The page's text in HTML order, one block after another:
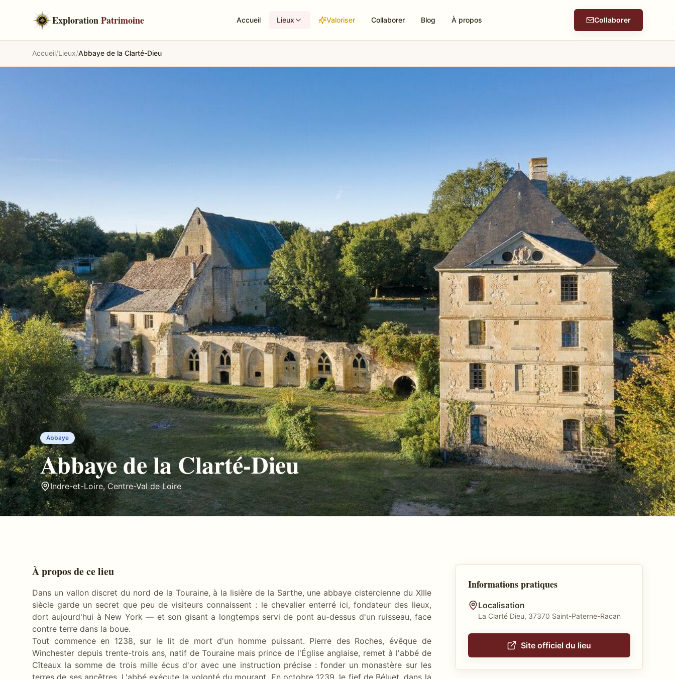
ExplorationPatrimoine Accueil Lieux Valoriser Collaborer Blog À propos Collaborer
Accueil/Lieux/Abbaye de la Clarté-Dieu
Abbaye
Abbaye de la Clarté-Dieu
Indre-et-Loire, Centre-Val de Loire
À propos de ce lieu
Dans un vallon discret du nord de la Touraine, à la lisière de la Sarthe, une abbaye cistercienne du XIIIe
siècle garde un secret que peu de visiteurs connaissent : le chevalier enterré ici, fondateur des lieux,
dort aujourd'hui à New York — et son gisant a longtemps servi de pont au-dessus d'un ruisseau, face
contre terre dans la boue.
Tout commence en 1238, sur le lit de mort d'un homme puissant. Pierre des Roches, évêque de
Winchester depuis trente-trois ans, natif de Touraine mais prince de l'Église anglaise, remet à l'abbé de
Cîteaux la somme de trois mille écus d'or avec une instruction précise : fonder un monastère sur les
Informations pratiques
Localisation
La Clarté Dieu, 37370 Saint-Paterne-Racan
Site officiel du lieu